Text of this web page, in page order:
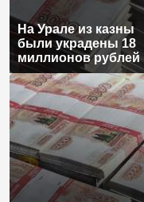
На Урале из казны
были украдены 18
миллионов рублей